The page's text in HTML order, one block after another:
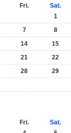
Fri.
Sat.
1
7
8
14
15
21
22
28
29
Fri.
Sat.